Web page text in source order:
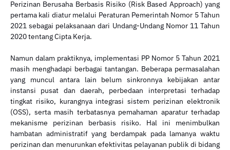
Perizinan Berusaha Berbasis Risiko (Risk Based Approach) yang
pertama kali diatur melalui Peraturan Pemerintah Nomor 5 Tahun
2021 sebagai pelaksanaan dari Undang-Undang Nomor 11 Tahun
2020 tentang Cipta Kerja.
Namun dalam praktiknya, implementasi PP Nomor 5 Tahun 2021
masih menghadapi berbagai tantangan. Beberapa permasalahan
yang muncul antara lain belum sinkronnya kebijakan antar
instansi pusat dan daerah, perbedaan interpretasi terhadap
tingkat risiko, kurangnya integrasi sistem perizinan elektronik
(OSS), serta masih terbatasnya pemahaman aparatur terhadap
mekanisme perizinan berbasis risiko. Hal ini menimbulkan
hambatan administratif yang berdampak pada lamanya waktu
perizinan dan menurunkan efektivitas pelayanan publik di bidang